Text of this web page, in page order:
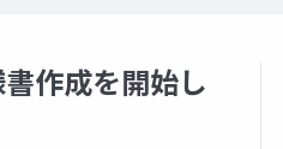
作成を開始し